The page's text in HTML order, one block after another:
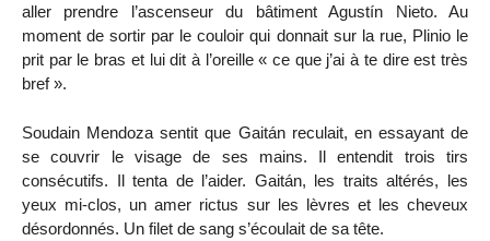
aller prendre l’ascenseur du bâtiment Agustín Nieto. Au
moment de sortir par le couloir qui donnait sur la rue, Plinio le
prit par le bras et lui dit à l’oreille « ce que j’ai à te dire est très
bref ».
Soudain Mendoza sentit que Gaitán reculait, en essayant de
se couvrir le visage de ses mains. Il entendit trois tirs
consécutifs. Il tenta de l’aider. Gaitán, les traits altérés, les
yeux mi-clos, un amer rictus sur les lèvres et les cheveux
désordonnés. Un filet de sang s’écoulait de sa tête.